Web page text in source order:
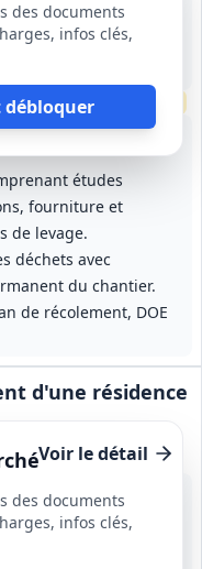
des documents
infos clés,
débloquer
études
fourniture et
de levage.
déchets avec
du chantier.
de récolement, DOE
Échantillons
des documents
infos clés,
d'une résidence
Voir le détail
préparation)